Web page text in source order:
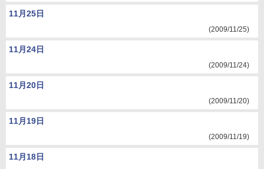
11月25日
(2009/11/25)
11月24日
(2009/11/24)
11月20日
(2009/11/20)
11月19日
(2009/11/19)
11月18日